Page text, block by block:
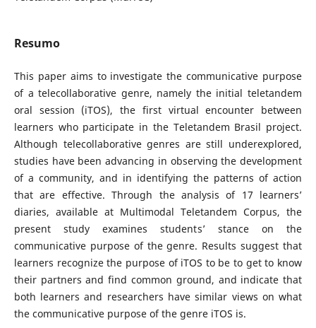
Resumo
This paper aims to investigate the communicative purpose
of a telecollaborative genre, namely the initial teletandem
oral session (iTOS), the first virtual encounter between
learners who participate in the Teletandem Brasil project.
Although telecollaborative genres are still underexplored,
studies have been advancing in observing the development
of a community, and in identifying the patterns of action
that are effective. Through the analysis of 17 learners’
diaries, available at Multimodal Teletandem Corpus, the
present study examines students’ stance on the
communicative purpose of the genre. Results suggest that
learners recognize the purpose of iTOS to be to get to know
their partners and find common ground, and indicate that
both learners and researchers have similar views on what
the communicative purpose of the genre iTOS is.